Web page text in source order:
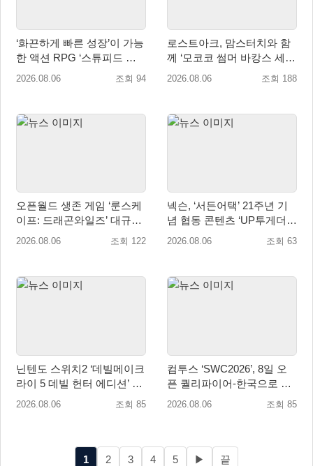
‘화끈하게 빠른 성장’이 가능
한 액션 RPG ‘스튜피드 네
버 다이즈’ 패키지판 예약판
2026.08.06 조회 94
로스트아크, 맘스터치와 함
께 ‘모코코 썸머 바캉스 세
트’ 출시
2026.08.06 조회 188
오픈월드 생존 게임 ‘룬스케
이프: 드래곤와일즈’ 대규모
유저 편의성 개선 및 사이드
2026.08.06 조회 122
넥슨, ‘서든어택’ 21주년 기
념 협동 콘텐츠 ‘UP투게더’
업데이트
2026.08.06 조회 63
닌텐도 스위치2 ‘데빌메이크
라이 5 데빌 헌터 에디션’ 패
키지 제품 8월 7일 예약판매
2026.08.06 조회 85
컴투스 ‘SWC2026’, 8일 오
픈 퀄리파이어-한국으로 시
즌 개막!
2026.08.06 조회 85
1 2 3 4 5 ▶ 끝